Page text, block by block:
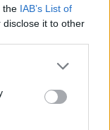
the IAB’s List of
it to other
or more Google
You may click to
party tags to
in below Google